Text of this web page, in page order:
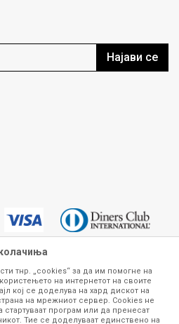
Најави се
кои се изложени на нашата
да бидат конкретни, точни и прецизни,
дека се без ниту една грешка или
тнр. „cookies“ за да им помогне на
на интернетот на своите
кој се доделува на хард дискот на
на мрежниот сервер. Cookies не
програм или да пренесат
Тие се доделуваат единствено на